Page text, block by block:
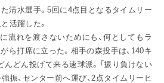
清水選手。5回に4点目となるタイムリー
活躍した。
流れを渡さないためにも、何としてもラ
ら打席に立った。相手の森投手は、140キ
んどん投げて来る速球派。「振り負けない
振、センター前へ運び、2点タイムリーヒ